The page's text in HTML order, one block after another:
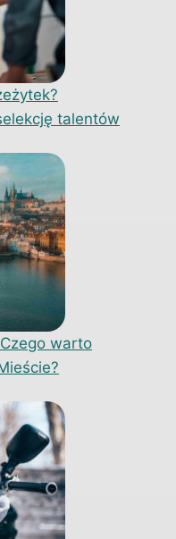
talentów
warto